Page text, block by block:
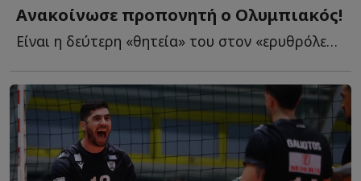
Ανακοίνωσε προπονητή ο Ολυμπιακός!
Είναι η δεύτερη «θητεία» του στον «ερυθρόλευκο» πάγκο. Σ...